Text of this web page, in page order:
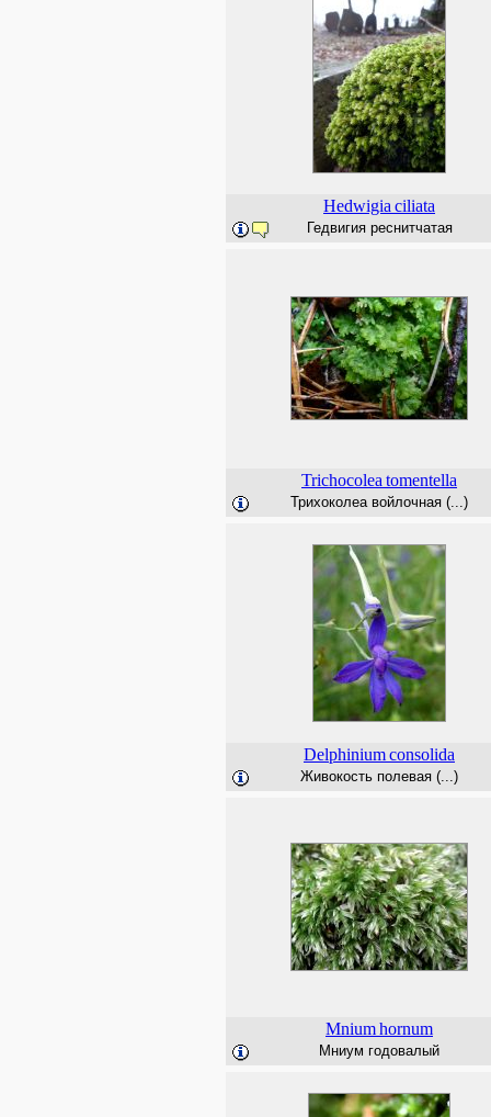
Hedwigia ciliata
Гедвигия реснитчатая
Trichocolea tomentella
Трихоколеа войлочная (...)
Delphiniumconsolida
Живокость полевая (...)
Mniumhornum
Мниум годовалый